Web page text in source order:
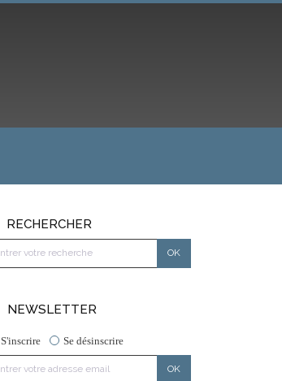
RECHERCHER
NEWSLETTER
S'inscrire Se désinscrire